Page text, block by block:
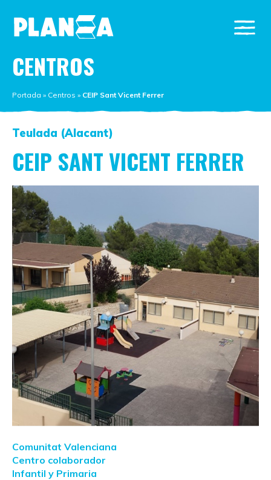
CENTROS
Portada » Centros » CEIP Sant Vicent Ferrer
Teulada (Alacant)
CEIP SANT VICENT FERRER
Comunitat Valenciana
Centro colaborador
Infantil y Primaria